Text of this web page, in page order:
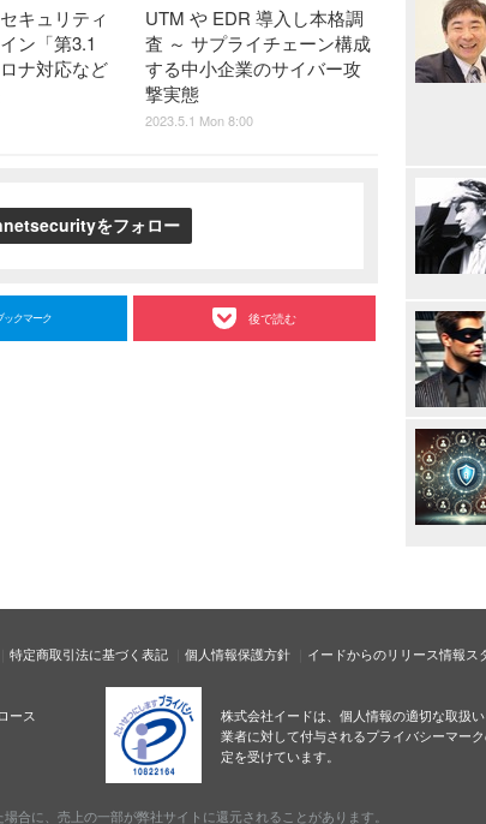
キュリティ
ン「第3.1
ナ対応など
UTM や EDR 導入し本格調
査 ～ サプライチェーン構成
する中小企業のサイバー攻
撃実態
2023.5.1 Mon 8:00
をフォロー
ックマーク 後で読む
特定商取引法に基づく表記 個人情報保護方針 イードからのリリース情報ス
ース
株式会社イードは、個人情報の適切な取扱
業者に対して付与されるプライバシーマー
定を受けています。
合に、売上の一部が弊社サイトに還元されることがあります。